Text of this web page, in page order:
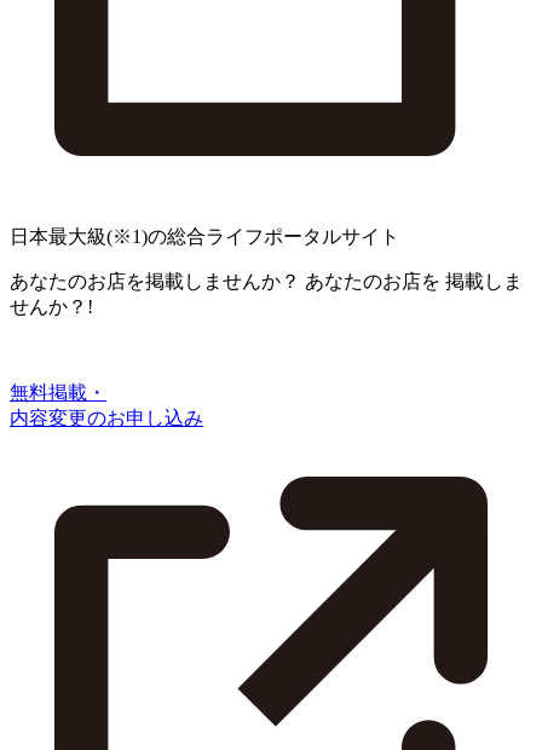
日本最大級(※1)の総合ライフポータルサイト
あなたのお店を掲載しませんか？ あなたのお店を 掲載しま
せんか？!
無料掲載・
内容変更のお申し込み